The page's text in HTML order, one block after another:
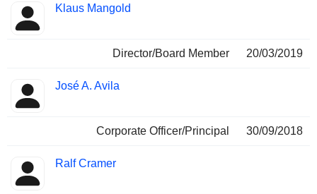
Klaus Mangold
Director/Board Member 20/03/2019
José A. Avila
Corporate Officer/Principal 30/09/2018
Ralf Cramer